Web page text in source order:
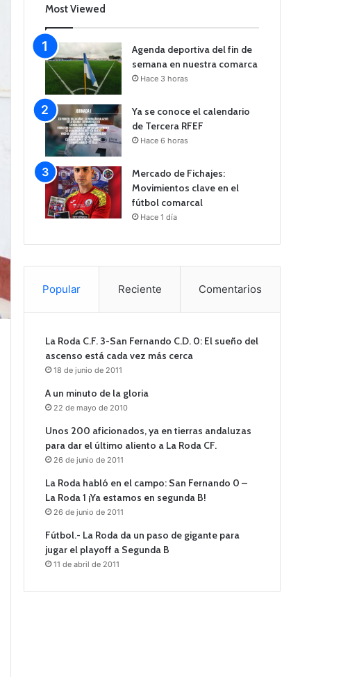
Most Viewed
Agenda deportiva del fin de
semana en nuestra comarca
Hace 3 horas
Ya se conoce el calendario
de Tercera RFEF
Hace 6 horas
Mercado de Fichajes:
Movimientos clave en el
fútbol comarcal
Hace 1 día
Popular Reciente Comentarios
La Roda C.F. 3-San Fernando C.D. 0: El sueño del
ascenso está cada vez más cerca
18 de junio de 2011
A un minuto de la gloria
22 de mayo de 2010
Unos 200 aficionados, ya en tierras andaluzas
para dar el último aliento a La Roda CF.
26 de junio de 2011
La Roda habló en el campo: San Fernando 0 –
La Roda 1 ¡Ya estamos en segunda B!
26 de junio de 2011
Fútbol.- La Roda da un paso de gigante para
jugar el playoff a Segunda B
11 de abril de 2011